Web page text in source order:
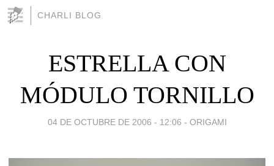
CHARLI BLOG
ESTRELLA CON
MÓDULO TORNILLO
04 DE OCTUBRE DE 2006 - 12:06 - ORIGAMI